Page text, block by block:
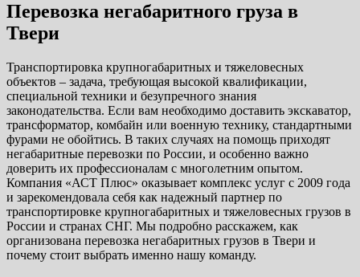
Перевозка негабаритного груза в
Твери
Транспортировка крупногабаритных и тяжеловесных
объектов – задача, требующая высокой квалификации,
специальной техники и безупречного знания
законодательства. Если вам необходимо доставить экскаватор,
трансформатор, комбайн или военную технику, стандартными
фурами не обойтись. В таких случаях на помощь приходят
негабаритные перевозки по России, и особенно важно
доверить их профессионалам с многолетним опытом.
Компания «АСТ Плюс» оказывает комплекс услуг с 2009 года
и зарекомендовала себя как надежный партнер по
транспортировке крупногабаритных и тяжеловесных грузов в
России и странах СНГ. Мы подробно расскажем, как
организована перевозка негабаритных грузов в Твери и
почему стоит выбрать именно нашу команду.